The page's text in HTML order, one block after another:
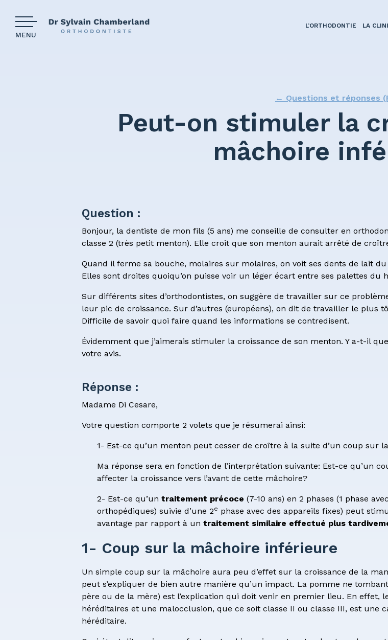
MENU
L’ORTHODONTIE LA
Pourquoi porter des broches?
Nos patients
Formulaire de consentement
← Questions et réponses
Peut-on stimuler la
mâchoire
Question :
Bonjour, la dentiste de mon fils (5 ans) me conseille de consulter en
classe 2 (très petit menton). Elle croit que son menton aurait arrêté de
Quand il ferme sa bouche, molaires sur molaires, on voit ses dents de lait
Elles sont droites quoiqu’on puisse voir un léger écart entre ses palettes du
Sur différents sites d’orthodontistes, on suggère de travailler sur ce
leur pic de croissance. Sur d’autres (européens), on dit de travailler le plus
Difficile de savoir quoi faire quand les informations se contredisent.
Évidemment que j’aimerais stimuler la croissance de son menton. Y a-t-il
votre avis.
Réponse :
Madame Di Cesare,
Votre question comporte 2 volets que je résumerai ainsi:
1- Est-ce qu’un menton peut cesser de croître à la suite d’un coup sur
Ma réponse sera en fonction de l’interprétation suivante: Est-ce qu’un
affecter la croissance vers l’avant de cette mâchoire?
2- Est-ce qu’un traitement précoce (7-10 ans) en 2 phases (1 phase
orthopédiques) suivie d’une 2e phase avec des appareils fixes) peut
avantage par rapport à un traitement similaire effectué plus
1- Coup sur la mâchoire inférieure
Un simple coup sur la mâchoire aura peu d’effet sur la croissance de la
peut s’expliquer de bien autre manière qu’un impact. La pomme ne
père ou de la mère) est l’explication qui doit venir en premier lieu. En effet,
héréditaires et une malocclusion, que ce soit classe II ou classe III, est une
héréditaire.